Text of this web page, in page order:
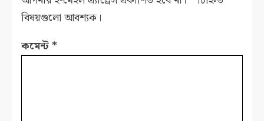
বিষয়গুলো আবশ্যক।
কমেন্ট *